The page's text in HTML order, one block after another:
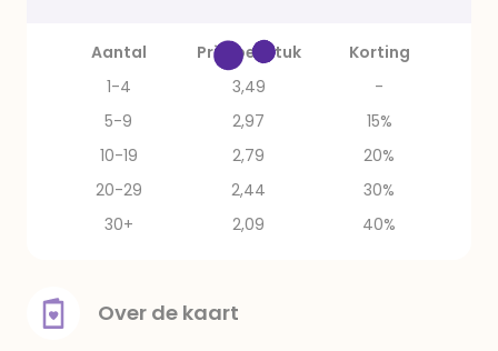
Aantal Prijs per stuk
Korting
1-4
3,49
-
5-9
2,97
15%
10-19
2,79
20%
20-29
2,44
30%
30+
2,09 40%
Over de kaart